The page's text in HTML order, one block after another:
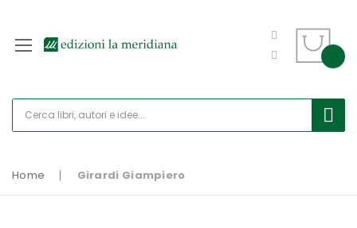
Home Girardi Giampiero